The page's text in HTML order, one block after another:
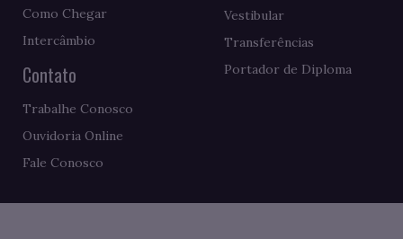
Como Chegar
Intercâmbio
Contato
Trabalhe Conosco
Ouvidoria Online
Fale Conosco
Vestibular
Transferências
Portador de Diploma